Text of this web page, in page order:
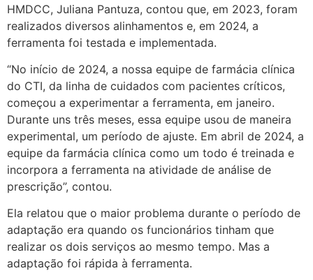
HMDCC, Juliana Pantuza, contou que, em 2023, foram
realizados diversos alinhamentos e, em 2024, a
ferramenta foi testada e implementada.
“No início de 2024, a nossa equipe de farmácia clínica
do CTI, da linha de cuidados com pacientes críticos,
começou a experimentar a ferramenta, em janeiro.
Durante uns três meses, essa equipe usou de maneira
experimental, um período de ajuste. Em abril de 2024, a
equipe da farmácia clínica como um todo é treinada e
incorpora a ferramenta na atividade de análise de
prescrição”, contou.
Ela relatou que o maior problema durante o período de
adaptação era quando os funcionários tinham que
realizar os dois serviços ao mesmo tempo. Mas a
adaptação foi rápida à ferramenta.